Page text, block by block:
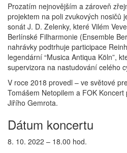
Prozatím nejnovějším a zároveň
projektem na poli zvukových nosičů
sonát J. D. Zelenky, které Vilém
Berlínské Filharmonie (Ensemble
nahrávky podtrhuje participace
legendární “Musica Antiqua Köln”,
supervizora na nastudování celého
V roce 2018 provedl – ve světové
Tomášem Netopilem a FOK
Jiřího Gemrota.
Dátum koncertu
8. 10. 2022 – 18.00 hod.